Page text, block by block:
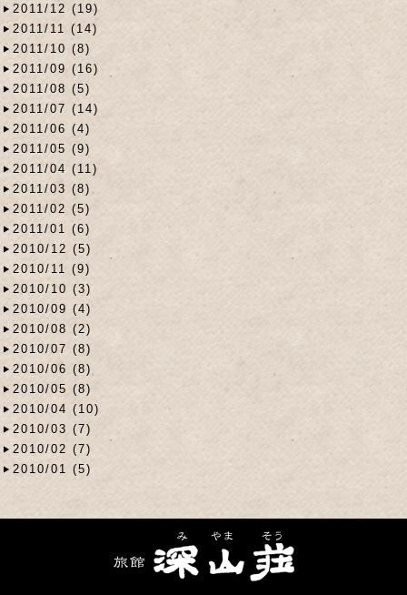
2011/12 (19)
2011/11 (14)
2011/10 (8)
2011/09 (16)
2011/08 (5)
2011/07 (14)
2011/06 (4)
2011/05 (9)
2011/04 (11)
2011/03 (8)
2011/02 (5)
2011/01 (6)
2010/12 (5)
2010/11 (9)
2010/10 (3)
2010/09 (4)
2010/08 (2)
2010/07 (8)
2010/06 (8)
2010/05 (8)
2010/04 (10)
2010/03 (7)
2010/02 (7)
2010/01 (5)